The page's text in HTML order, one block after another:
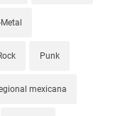
Punk
mexicana